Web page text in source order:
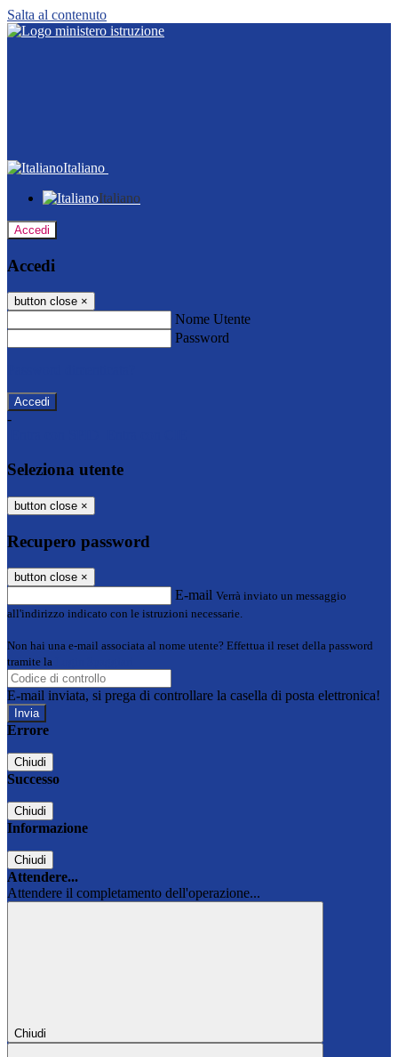
Salta al contenuto
Italiano
Italiano
Accedi
Accedi
button close ×
Nome Utente
Password
-
Seleziona utente
button close ×
Recupero password
button close ×
E-mail Verrà inviato un messaggio
all'indirizzo indicato con le istruzioni necessarie.
Non hai una e-mail associata al nome utente? Effettua il reset della password
tramite la
E-mail inviata, si prega di controllare la casella di posta elettronica!
Errore
Chiudi
Successo
Chiudi
Informazione
Chiudi
Attendere...
Attendere il completamento dell'operazione...
Chiudi